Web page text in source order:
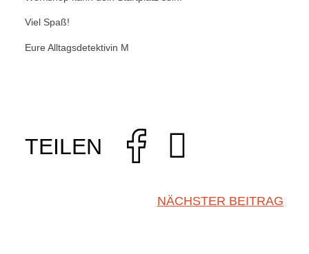
Viel Spaß!
Eure Alltagsdetektivin M
TEILEN
NÄCHSTER BEITRAG